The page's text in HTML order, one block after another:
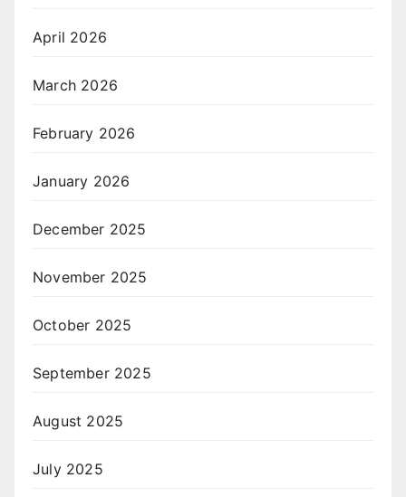
April 2026
March 2026
February 2026
January 2026
December 2025
November 2025
October 2025
September 2025
August 2025
July 2025